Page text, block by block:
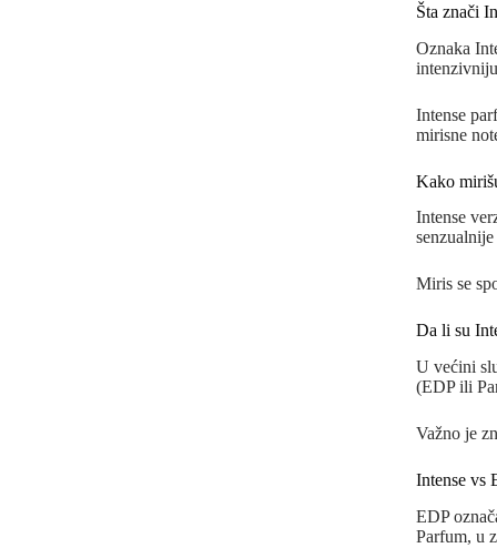
Šta znači
Oznaka
Intense
mirisne
Kako
Intense
Miris se
Da li su
U većini
(EDP ili
Važno je
Intense vs
EDP
Parfum, u